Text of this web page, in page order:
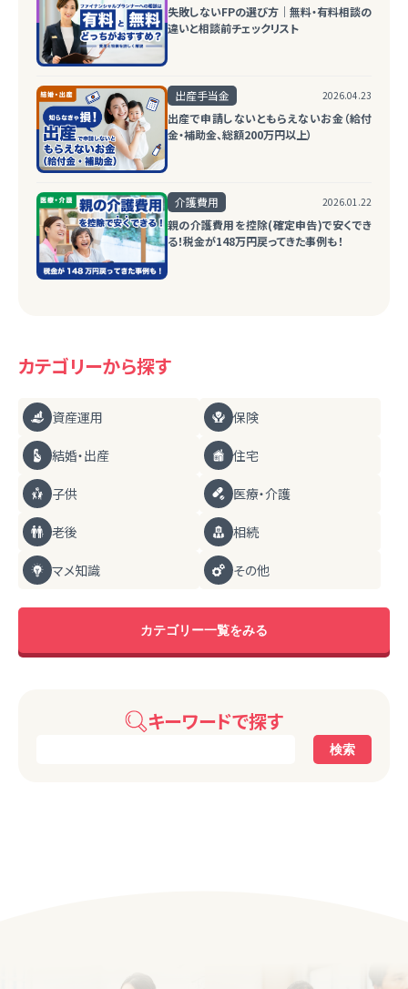
失敗しないFPの選び方｜無料・有料相談の
違いと相談前チェックリスト
出産手当金 2026.04.23
出産で申請しないともらえないお金（給付
金・補助金、総額200万円以上）
介護費用 2026.01.22
親の介護費用を控除(確定申告)で安くでき
る！税金が148万円戻ってきた事例も！
カテゴリーから探す
資産運用 保険
結婚・出産 住宅
子供 医療・介護
老後 相続
マメ知識 その他
カテゴリー一覧をみる
キーワードで探す
検索